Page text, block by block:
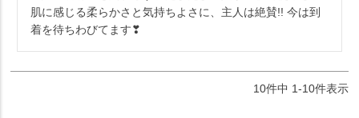
肌に感じる柔らかさと気持ちよさに、主人は絶賛!! 今は到
着を待ちわびてます❣
10件中 1-10件表示